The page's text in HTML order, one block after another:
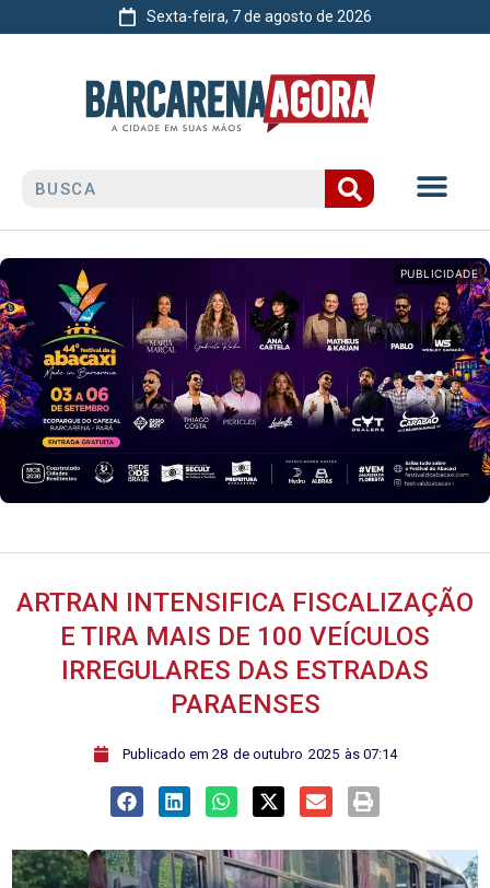
Sexta-feira, 7 de agosto de 2026
PUBLICIDADE
ARTRAN INTENSIFICA FISCALIZAÇÃO
E TIRA MAIS DE 100 VEÍCULOS
IRREGULARES DAS ESTRADAS
PARAENSES
ﾠPublicado em 28 de outubro 2025 às 07:14